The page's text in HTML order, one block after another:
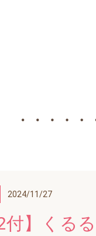
2024/11/27
付】くる